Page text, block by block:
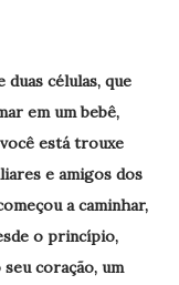
células, que
em um bebê,
você está trouxe
e amigos dos
a caminhar,
o princípio,
coração, um